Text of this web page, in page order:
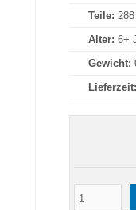
Teile: 288
Alter: 6+
Gewicht:
Lieferzeit: